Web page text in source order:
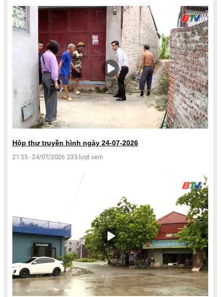
Hộp thư truyền hình ngày 24-07-2026
21:55 - 24/07/2026 235 lượt xem